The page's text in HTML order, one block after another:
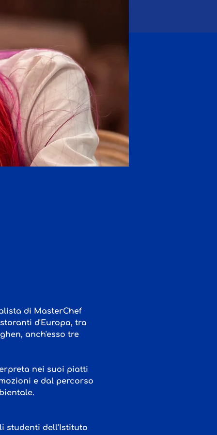
di MasterChef
d'Europa, tra
anch'esso tre
nei suoi piatti
e dal percorso
studenti dell'Istituto